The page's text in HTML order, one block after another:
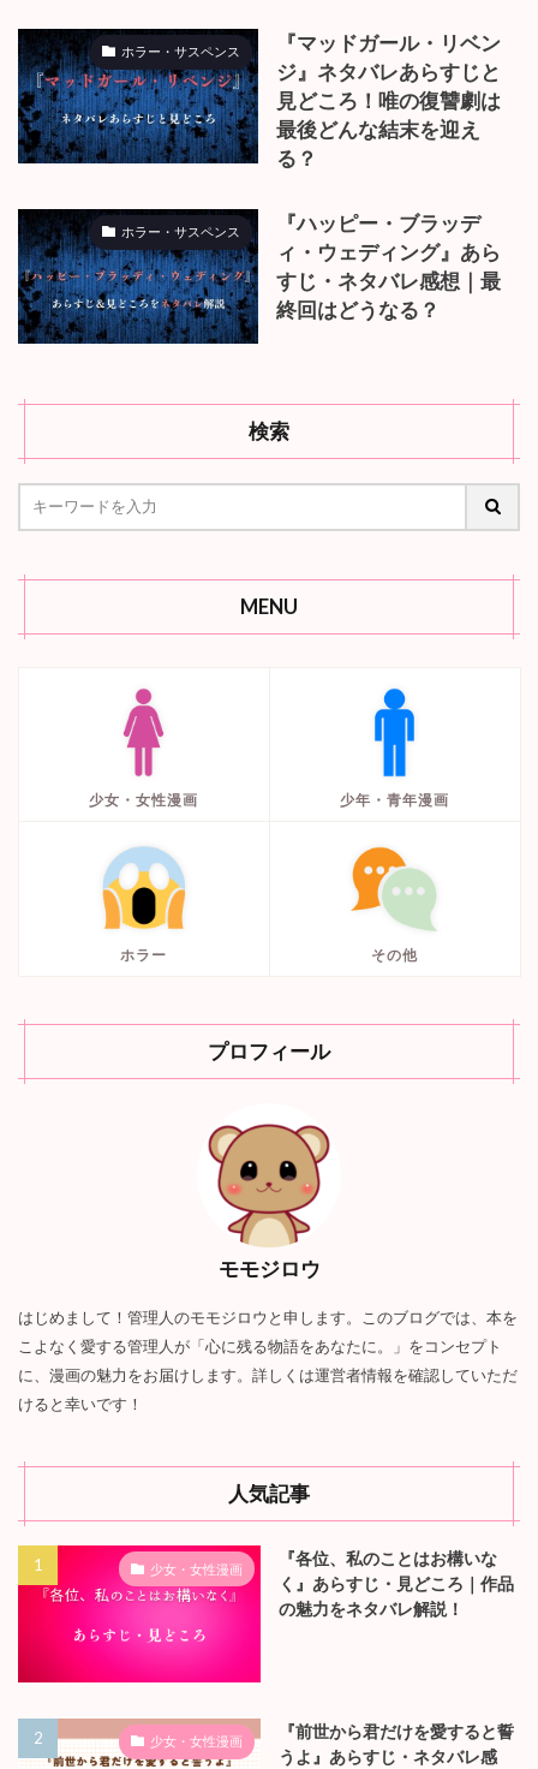
ホラー・サスペンス
『マッドガール・リベン
ジ』ネタバレあらすじと
見どころ！唯の復讐劇は
最後どんな結末を迎え
る？
ホラー・サスペンス
『ハッピー・ブラッデ
ィ・ウェディング』あら
すじ・ネタバレ感想｜最
終回はどうなる？
検索
MENU
少女・女性漫画 少年・青年漫画
ホラー その他
プロフィール
モモジロウ
はじめまして！管理人のモモジロウと申します。このブログでは、本を
こよなく愛する管理人が「心に残る物語をあなたに。」をコンセプト
に、漫画の魅力をお届けします。詳しくは運営者情報を確認していただ
けると幸いです！
人気記事
少女・女性漫画
『各位、私のことはお構いな
く』あらすじ・見どころ｜作品
の魅力をネタバレ解説！
少女・女性漫画
『前世から君だけを愛すると誓
うよ』あらすじ・ネタバレ感